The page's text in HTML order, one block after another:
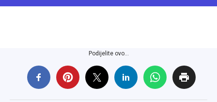
Podijelite ovo...